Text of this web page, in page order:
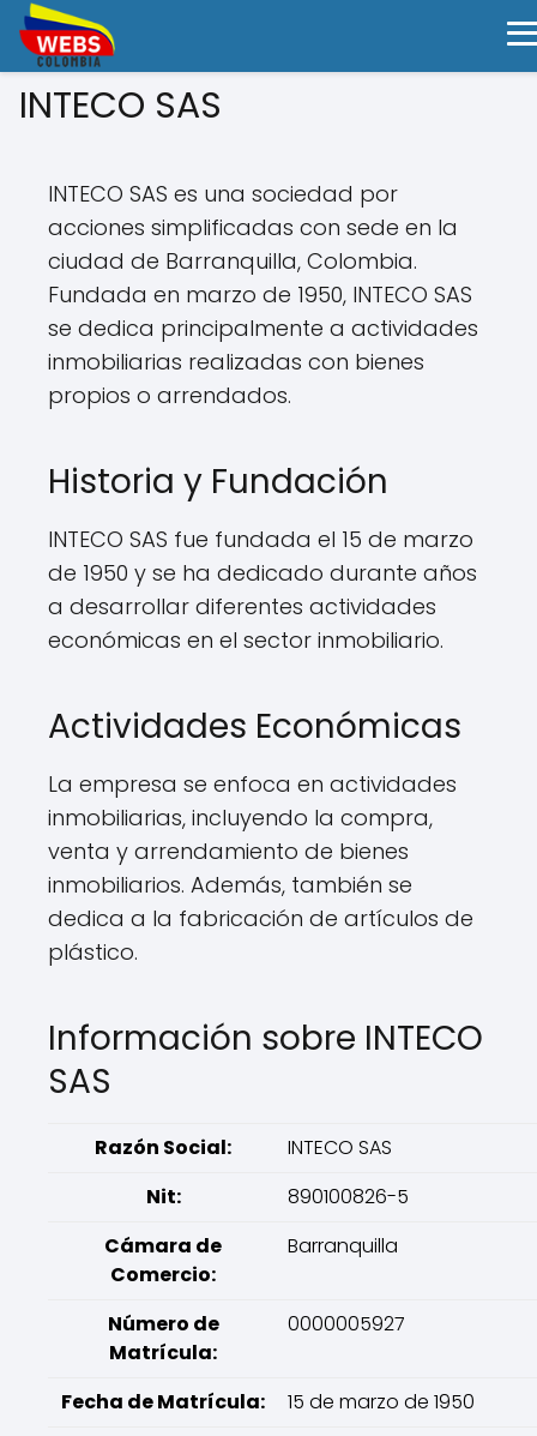
INTECO SAS
INTECO SAS es una sociedad por
acciones simplificadas con sede en la
ciudad de Barranquilla, Colombia.
Fundada en marzo de 1950, INTECO SAS
se dedica principalmente a actividades
inmobiliarias realizadas con bienes
propios o arrendados.
Historia y Fundación
INTECO SAS fue fundada el 15 de marzo
de 1950 y se ha dedicado durante años
a desarrollar diferentes actividades
económicas en el sector inmobiliario.
Actividades Económicas
La empresa se enfoca en actividades
inmobiliarias, incluyendo la compra,
venta y arrendamiento de bienes
inmobiliarios. Además, también se
dedica a la fabricación de artículos de
plástico.
Información sobre INTECO
SAS
Razón Social:
INTECO SAS
Nit:
890100826-5
Cámara de
Comercio:
Barranquilla
Número de
Matrícula:
0000005927
Fecha de Matrícula:
15 de marzo de 1950